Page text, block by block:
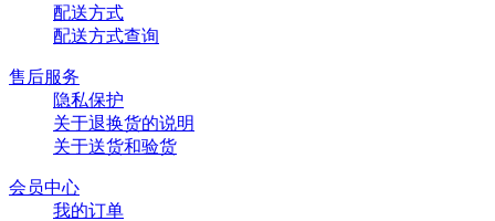
配送方式
配送方式查询
售后服务
隐私保护
关于退换货的说明
关于送货和验货
会员中心
我的订单